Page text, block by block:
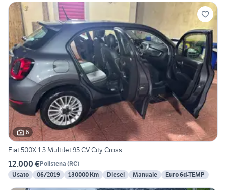
6
Fiat 500X 1.3 MultiJet 95 CV City Cross
12.000 €Polistena (RC)
Usato
06/2019 130000 Km Diesel Manuale Euro 6d-TEMP